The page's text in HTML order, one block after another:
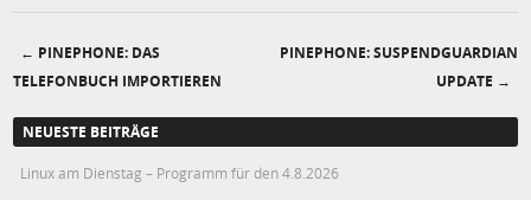
Post navigation
← PINEPHONE: DAS
TELEFONBUCH IMPORTIEREN
PINEPHONE: SUSPENDGUARDIAN
UPDATE →
NEUESTE BEITRÄGE
Linux am Dienstag – Programm für den 4.8.2026